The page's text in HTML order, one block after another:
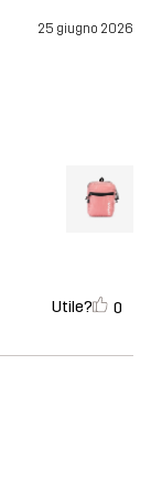
25 giugno 2026
Utile? 0